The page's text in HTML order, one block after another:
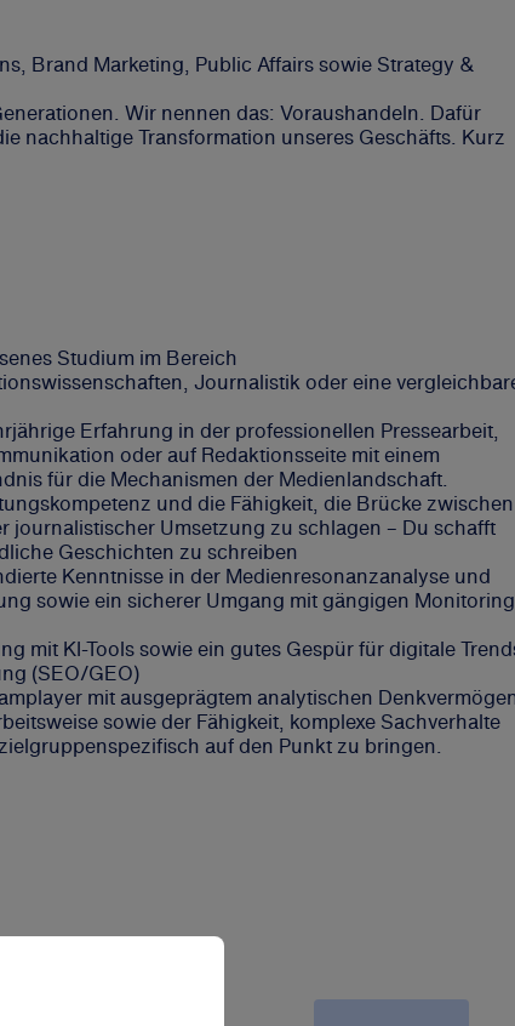
Brand Marketing, Public Affairs sowie Strategy &
Wir nennen das: Voraushandeln. Dafür
nachhaltige Transformation unseres Geschäfts. Kurz
Studium im Bereich
Journalistik oder eine
Erfahrung in der professionellen Pressearbeit,
oder auf Redaktionsseite mit einem
für die Mechanismen der Medienlandschaft.
und die Fähigkeit, die Brücke zwischen
journalistischer Umsetzung zu schlagen – Du schafft
Geschichten zu schreiben
Kenntnisse in der Medienresonanzanalyse und
sowie ein sicherer Umgang mit gängigen
mit KI-Tools sowie ein gutes Gespür für digitale
(SEO/GEO)
mit ausgeprägtem analytischen
sowie der Fähigkeit, komplexe Sachverhalte
auf den Punkt zu bringen.